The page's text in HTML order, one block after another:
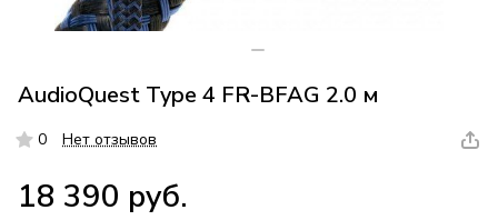
AudioQuest Type 4 FR-BFAG 2.0 м
0 Нет отзывов
18 390 руб.